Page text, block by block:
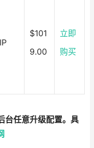
IP
$101
9.00
立即
购买
台任意升级配置。具